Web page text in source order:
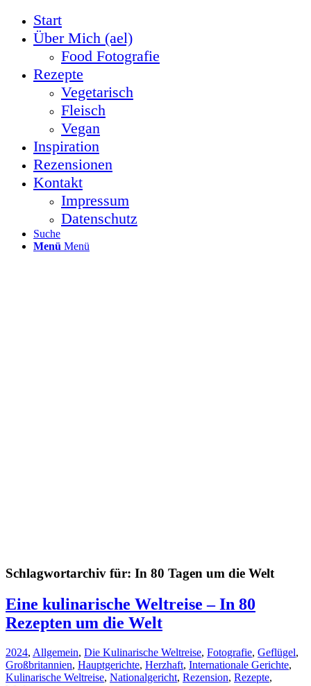
Start
Über Mich (ael)
Food Fotografie
Rezepte
Vegetarisch
Fleisch
Vegan
Inspiration
Rezensionen
Kontakt
Impressum
Datenschutz
Suche
Menü Menü
Schlagwortarchiv für: In 80 Tagen um die Welt
Eine kulinarische Weltreise – In 80
Rezepten um die Welt
2024, Allgemein, Die Kulinarische Weltreise, Fotografie, Geflügel,
Großbritannien, Hauptgerichte, Herzhaft, Internationale Gerichte,
Kulinarische Weltreise, Nationalgericht, Rezension, Rezepte,